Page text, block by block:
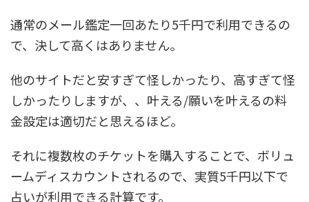
通常のメール鑑定一回あたり5千円で利用できるの
で、決して高くはありません。
他のサイトだと安すぎて怪しかったり、高すぎて怪
しかったりしますが、、叶える/願いを叶えるの料
金設定は適切だと思えるほど。
それに複数枚のチケットを購入することで、ボリュ
ームディスカウントされるので、実質5千円以下で
占いが利用できる計算です。